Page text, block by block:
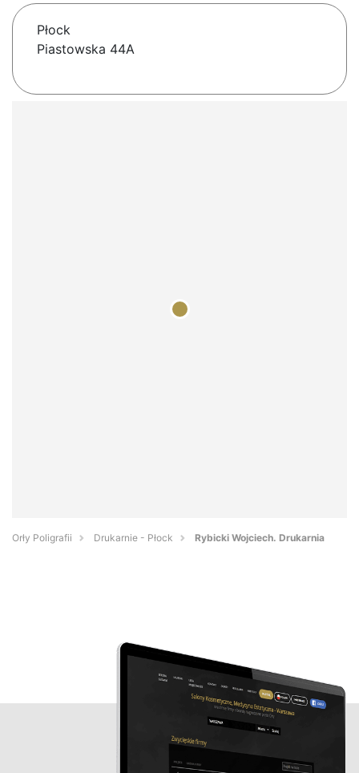
Płock
Piastowska 44A
Orły Poligrafii Drukarnie - Płock Rybicki Wojciech. Drukarnia